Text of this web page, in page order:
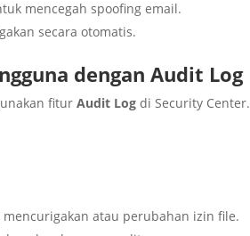
mencegah spoofing email.
secara otomatis.
dengan Audit Log
fiturAudit Log di Security Center.
atau perubahan izin file.